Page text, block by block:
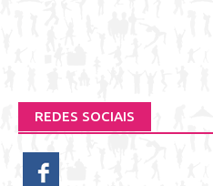
REDES SOCIAIS